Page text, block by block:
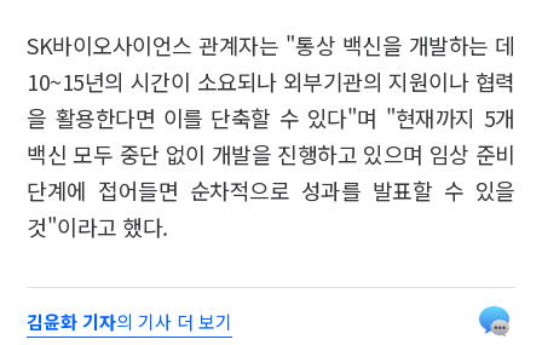
SK바이오사이언스 관계자는 "통상 백신을 개발하는 데
10~15년의 시간이 소요되나 외부기관의 지원이나 협력
을 활용한다면 이를 단축할 수 있다"며 "현재까지 5개
백신 모두 중단 없이 개발을 진행하고 있으며 임상 준비
단계에 접어들면 순차적으로 성과를 발표할 수 있을
것"이라고 했다.
김윤화 기자의 기사 더 보기